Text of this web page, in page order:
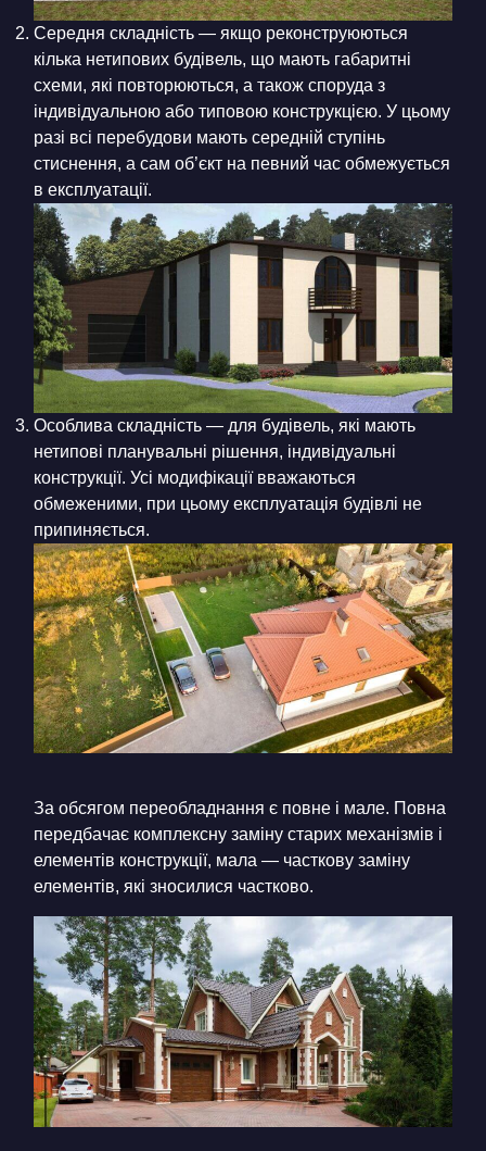
Середня складність — якщо реконструюються
кілька нетипових будівель, що мають габаритні
схеми, які повторюються, а також споруда з
індивідуальною або типовою конструкцією. У цьому
разі всі перебудови мають середній ступінь
стиснення, а сам об’єкт на певний час обмежується
в експлуатації.
Особлива складність — для будівель, які мають
нетипові планувальні рішення, індивідуальні
конструкції. Усі модифікації вважаються
обмеженими, при цьому експлуатація будівлі не
припиняється.
За обсягом переобладнання є повне і мале. Повна
передбачає комплексну заміну старих механізмів і
елементів конструкції, мала — часткову заміну
елементів, які зносилися частково.